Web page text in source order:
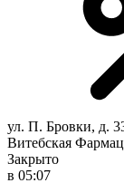
ул. П. Бровки, д.
Витебская
Закрыто
в 05:07